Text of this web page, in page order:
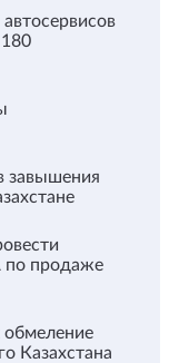
180
завышения
по продаже
Казахстана